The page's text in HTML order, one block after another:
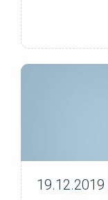
not free
19.12.2019